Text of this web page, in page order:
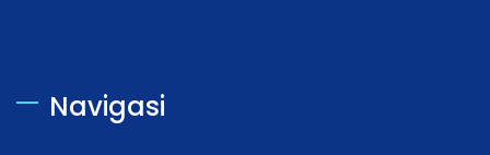
Navigasi